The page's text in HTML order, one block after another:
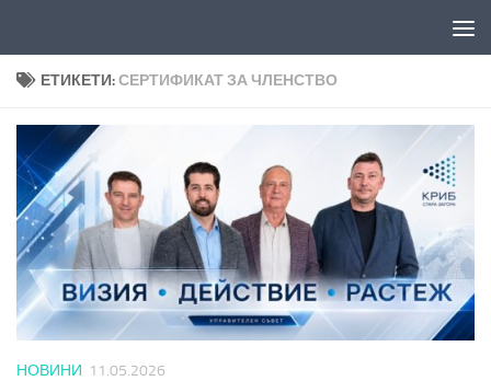
ЕТИКЕТИ:СЕРТИФИКАТ ЗА ЧЛЕНСТВО
НОВИНИ 11.05.2026